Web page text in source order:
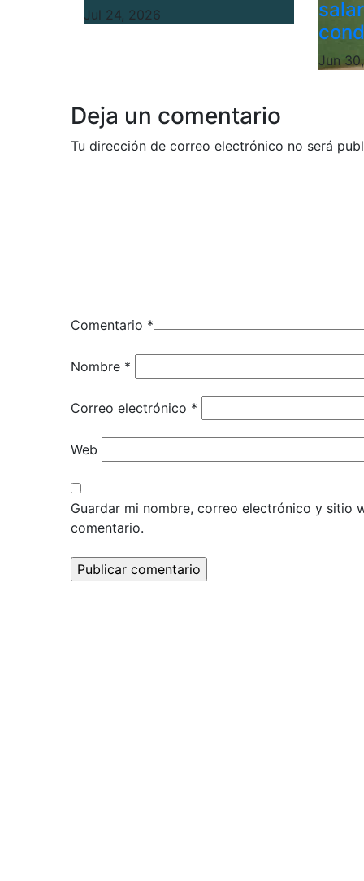
Jul 24, 2026
Jun
Deja un comentario
Tu dirección de correo electrónico no será
Comentario *
Nombre *
Correo electrónico *
Web
Guardar mi nombre, correo electrónico y sitio
comentario.